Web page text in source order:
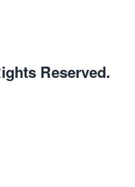
Reserved.